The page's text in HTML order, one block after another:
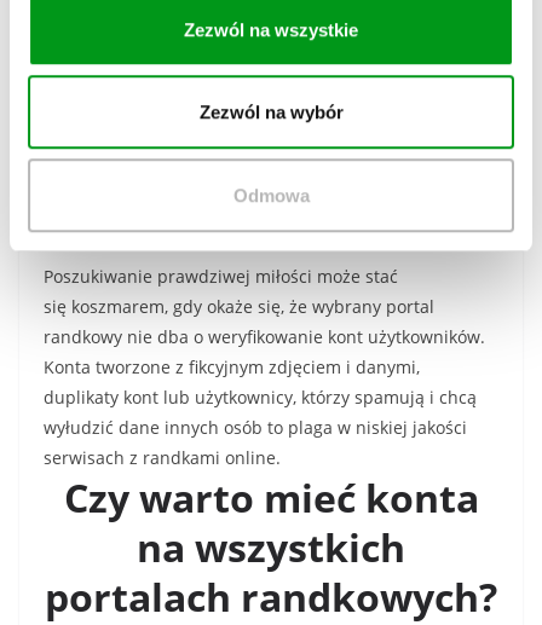
Zezwól na wszystkie
Zezwól na wybór
Odmowa
Niestety, w tym przypadku prawda wychodzi na jaw
pobraniu pierwszej opłaty pobierają kolejne bez wiedzy
lub woli użytkownika. Może więc okazać się, że z Twojej
karty zostaną pobrane środki w momencie, gdy minie
Fałszywe konta
Poszukiwanie prawdziwej miłości może stać
się koszmarem, gdy okaże się, że wybrany portal
randkowy nie dba o weryfikowanie kont użytkowników.
Konta tworzone z fikcyjnym zdjęciem i danymi,
duplikaty kont lub użytkownicy, którzy spamują i chcą
wyłudzić dane innych osób to plaga w niskiej jakości
serwisach z randkami online.
Czy warto mieć konta
na wszystkich
portalach randkowych?